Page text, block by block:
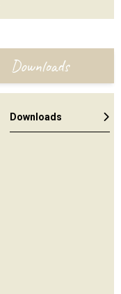
Downloads
Downloads